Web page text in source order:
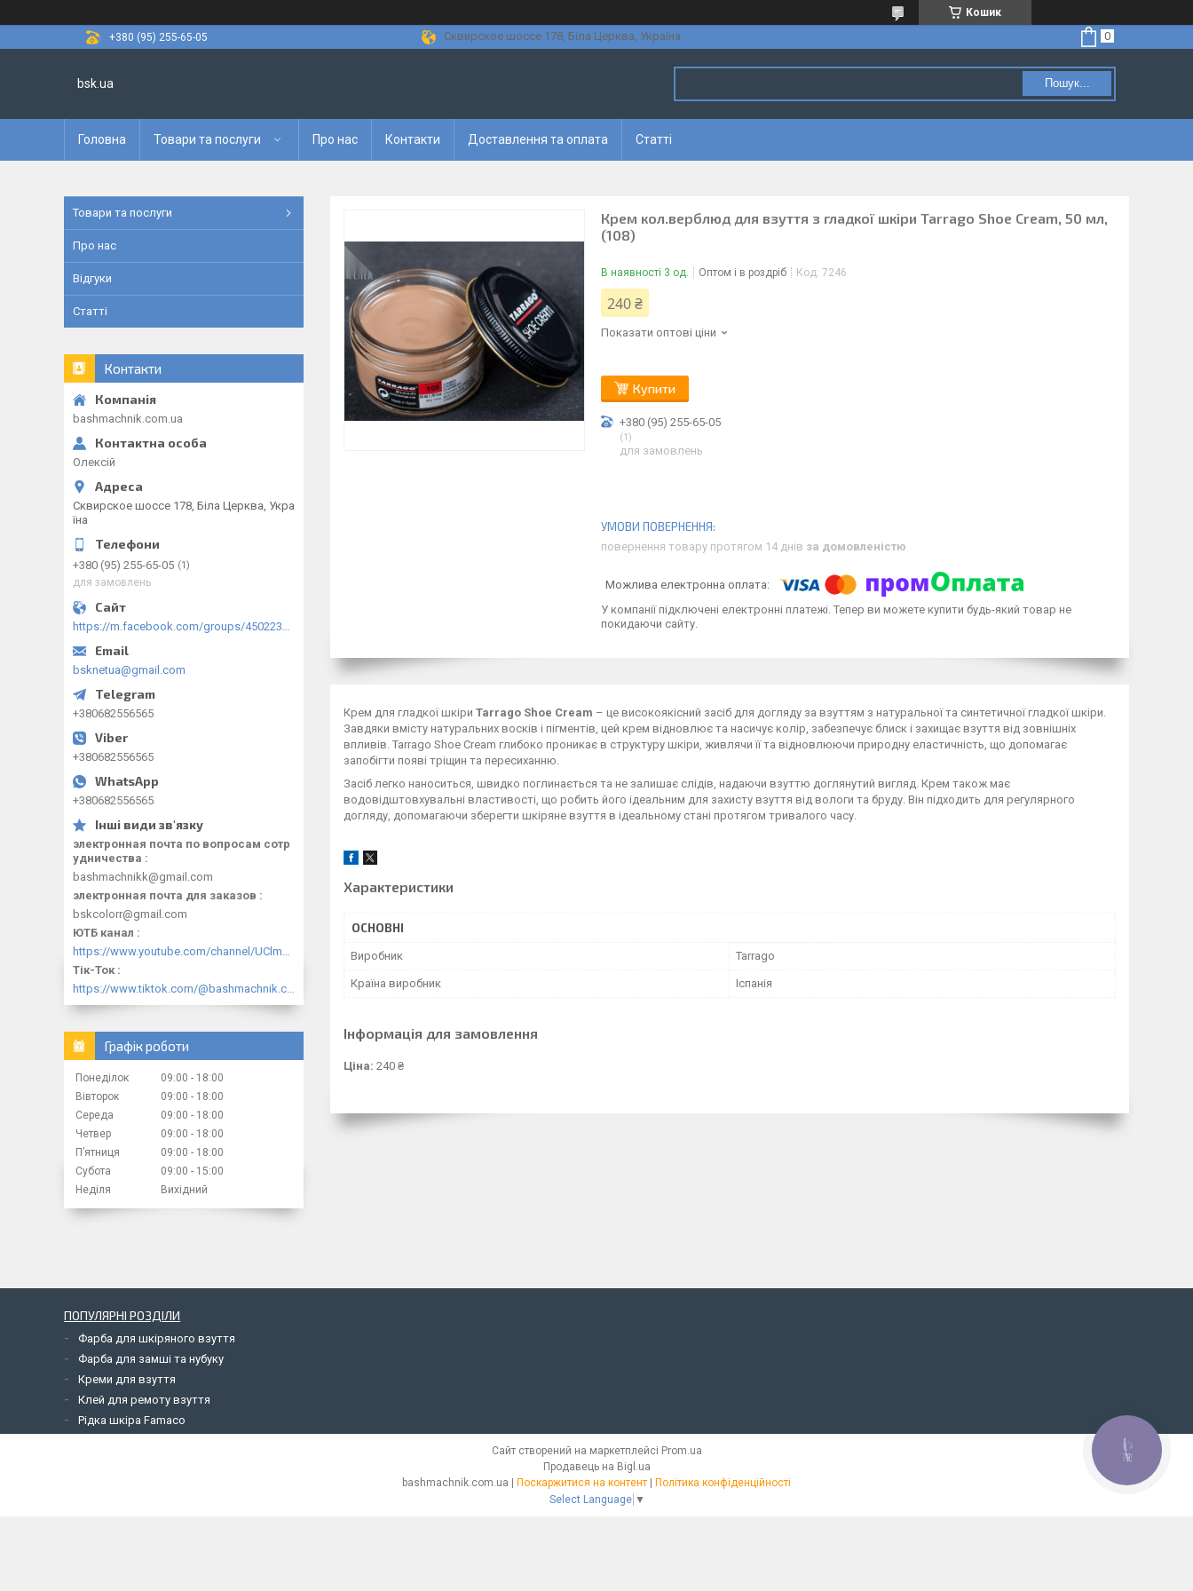
Кошик
+380 (95) 255-65-05
Сквирское шоссе 178, Біла Церква, Україна
bsk.ua Пошук...
Головна Товари та послуги Про нас Контакти Доставлення та оплата Статті
Крем кол.верблюд для взуття з гладкої шкіри Tarrago Shoe Cream, 50 мл,
(108)
В наявності 3 од. Оптом і в роздріб Код: 7246
240 ₴
Показати оптові ціни
Купити
+380 (95) 255-65-05
1
для замовлень
повернення товару протягом 14 днів за домовленістю
У компанії підключені електронні платежі. Тепер ви можете купити будь-який товар не
покидаючи сайту.
Крем для гладкої шкіри Tarrago Shoe Cream – це високоякісний засіб для догляду за взуттям з натуральної та синтетичної гладкої шкіри.
Завдяки вмісту натуральних восків і пігментів, цей крем відновлює та насичує колір, забезпечує блиск і захищає взуття від зовнішніх
впливів. Tarrago Shoe Cream глибоко проникає в структуру шкіри, живлячи її та відновлюючи природну еластичність, що допомагає
запобігти появі тріщин та пересиханню.
Засіб легко наноситься, швидко поглинається та не залишає слідів, надаючи взуттю доглянутий вигляд. Крем також має
водовідштовхувальні властивості, що робить його ідеальним для захисту взуття від вологи та бруду. Він підходить для регулярного
догляду, допомагаючи зберегти шкіряне взуття в ідеальному стані протягом тривалого часу.
Характеристики
ОСНОВНІ
Виробник Tarrago
Країна виробник Іспанія
Інформація для замовлення
Ціна: 240 ₴
Товари та послуги
Про нас
Відгуки
Статті
Контакти
bashmachnik.com.ua
Олексій
Сквирское шоссе 178, Біла Церква, Укра
їна
+380 (95) 255-65-05 1
для замовлень
https://m.facebook.com/groups/450223289123148/?ref=group_browse
bsknetua@gmail.com
+380682556565
+380682556565
+380682556565
электронная почта по вопросам сотр
удничества
bashmachnikk@gmail.com
электронная почта для заказов
bskcolorr@gmail.com
ЮТБ канал
https://www.youtube.com/channel/UClmpExjfqH65_PkVWCmgPbQ
Тік-Ток
https://www.tiktok.com/@bashmachnik.com.ua
Графік роботи
Понеділок 09:00
18:00
Вівторок
09:00
18:00
Середа
09:00
18:00
Четвер
09:00
18:00
Пʼятниця
09:00
18:00
Субота
09:00
15:00
Неділя
Вихідний
ПОПУЛЯРНІ РОЗДІЛИ
Фарба для шкіряного взуття
Фарба для замші та нубуку
Креми для взуття
Клей для ремоту взуття
Рідка шкіра Famaco
Сайт створений на маркетплейсі Prom.ua
Продавець на Bigl.ua
Поскаржитися на контент
Політика конфіденційності
Select Language ▼
КНОПКА
ЗВ'ЯЗКУ